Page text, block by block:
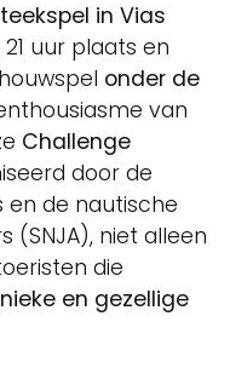
in Vias
uur plaats en
onder de
van
Challenge
door de
en de nautische
(SNJA), niet alleen
die
en gezellige